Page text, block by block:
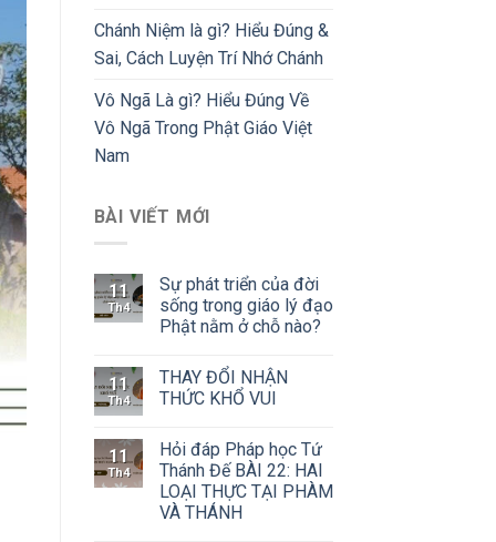
Chánh Niệm là gì? Hiểu Đúng &
Sai, Cách Luyện Trí Nhớ Chánh
Vô Ngã Là gì? Hiểu Đúng Về
Vô Ngã Trong Phật Giáo Việt
Nam
BÀI VIẾT MỚI
11
Th4
Sự phát triển của đời
sống trong giáo lý đạo
Phật nằm ở chỗ nào?
11
Th4
THAY ĐỔI NHẬN
THỨC KHỔ VUI
11
Th4
Hỏi đáp Pháp học Tứ
Thánh Đế BÀI 22: HAI
LOẠI THỰC TẠI PHÀM
VÀ THÁNH